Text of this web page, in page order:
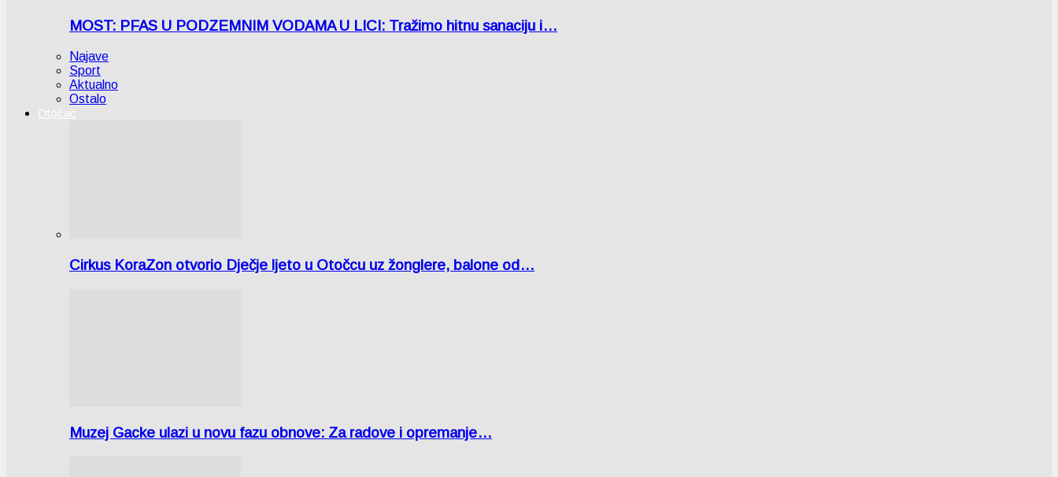
MOST: PFAS U PODZEMNIM VODAMA U LICI: Tražimo hitnu sanaciju i…
Najave
Sport
Aktualno
Ostalo
Otočac
Cirkus KoraZon otvorio Dječje ljeto u Otočcu uz žonglere, balone od…
Muzej Gacke ulazi u novu fazu obnove: Za radove i opremanje…